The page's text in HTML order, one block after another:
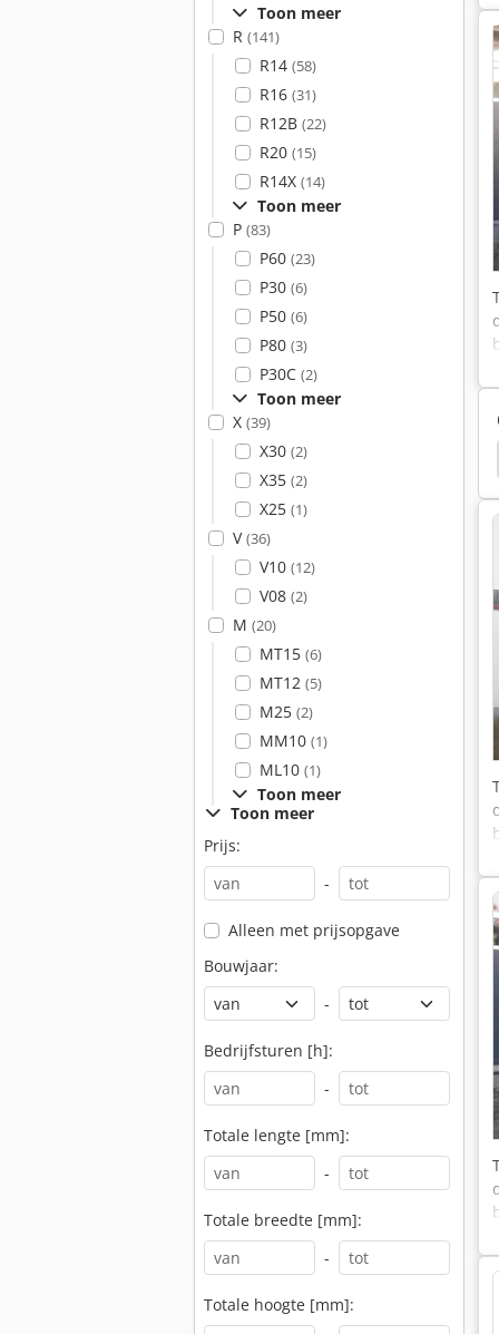
Toon meer
R (141)
R14 (58)
R16 (31)
R12B (22)
R20 (15)
R14X (14)
Toon meer
P (83)
P60 (23)
P30 (6)
P50 (6)
P80 (3)
P30C (2)
Toon meer
X (39)
X30 (2)
X35 (2)
X25 (1)
V(36)
V10 (12)
V08 (2)
M (20)
MT15 (6)
MT12 (5)
M25 (2)
MM10 (1)
ML10 (1)
Toon meer
Toon meer
Prijs:
-
Alleen met prijsopgave
Bouwjaar:
-
Bedrijfsturen [h]:
-
Totale lengte [mm]:
-
Totale breedte [mm]:
-
Totale hoogte [mm]: